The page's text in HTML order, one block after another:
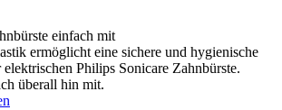
einfach mit
ermöglicht eine sichere und hygienische
Philips Sonicare Zahnbürste.
überall hin mit.